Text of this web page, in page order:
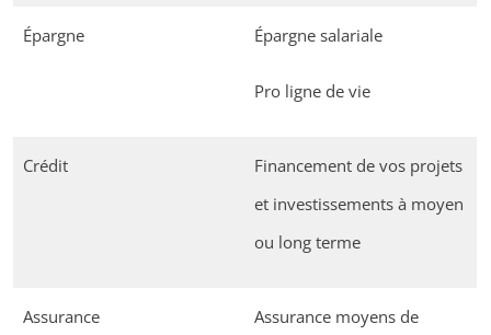
Épargne Épargne salariale
Pro ligne de vie
Crédit
Financement de vos projets
et investissements à moyen
ou long terme
Assurance
Assurance moyens de